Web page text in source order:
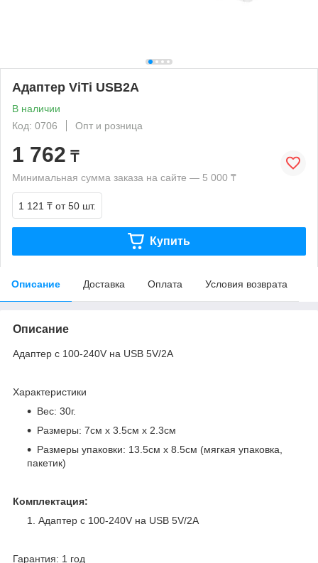
Адаптер ViTi USB2A
В наличии
Код: 0706
Опт и розница
1 762 ₸
Минимальная сумма заказа на сайте — 5 000 ₸
1 121 ₸ от 50 шт.
Купить
Описание Доставка Оплата Условия возврата
Описание
Адаптер с 100-240V на USB 5V/2A
Характеристики
Вес: 30г.
Размеры: 7см х 3.5см х 2.3см
Размеры упаковки: 13.5см х 8.5см (мягкая упаковка,
пакетик)
Комплектация:
Адаптер с 100-240V на USB 5V/2A
Гарантия: 1 год